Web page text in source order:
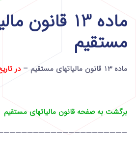
ماده 13 قانون
مستقیم
ماده 13 قانون مالیاتهای مستقیم – در تاریخ 1380/11/
برگشت به صفحه قانون مالیاتهای مستقیم